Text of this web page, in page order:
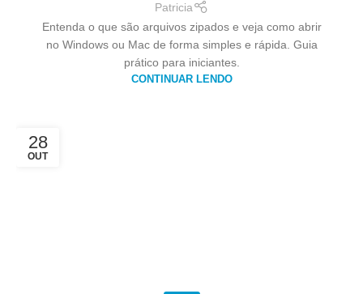
Patricia
Entenda o que são arquivos zipados e veja como abrir
no Windows ou Mac de forma simples e rápida. Guia
prático para iniciantes.
CONTINUAR LENDO
28
OUT